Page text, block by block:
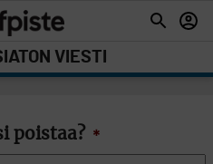
VIESTI
poistaa? *